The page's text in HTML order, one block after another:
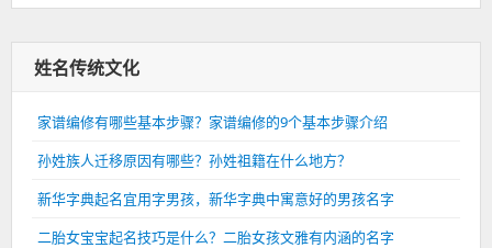
姓名传统文化
家谱编修有哪些基本步骤？家谱编修的9个基本步骤介绍
孙姓族人迁移原因有哪些？孙姓祖籍在什么地方？
新华字典起名宜用字男孩，新华字典中寓意好的男孩名字
二胎女宝宝起名技巧是什么？二胎女孩文雅有内涵的名字